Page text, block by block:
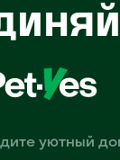
уютный